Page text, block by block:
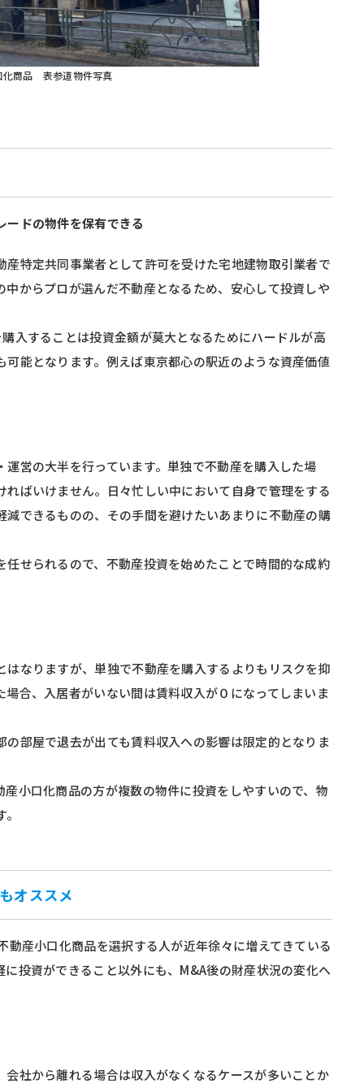
化商品 表参道物件写真
ドの物件を保有できる
特定共同事業者として許可を受けた宅地建物取引業者で
からプロが選んだ不動産となるため、安心して投資しや
入することは投資金額が莫大となるためにハードルが高
能となります。例えば東京都心の駅近のような資産価値
営の大半を行っています。単独で不動産を購入した場
ばいけません。日々忙しい中において自身で管理をする
できるものの、その手間を避けたいあまりに不動産の購
せられるので、不動産投資を始めたことで時間的な成約
なりますが、単独で不動産を購入するよりもリスクを抑
合、入居者がいない間は賃料収入が０になってしまいま
部屋で退去が出ても賃料収入への影響は限定的となりま
小口化商品の方が複数の物件に投資をしやすいので、物
オススメ
産小口化商品を選択する人が近年徐々に増えてきている
投資ができること以外にも、M&A後の財産状況の変化へ
社から離れる場合は収入がなくなるケースが多いことか